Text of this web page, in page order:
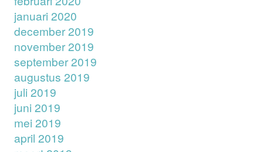
januari 2020
december 2019
november 2019
september 2019
augustus 2019
juli 2019
juni 2019
mei 2019
april 2019